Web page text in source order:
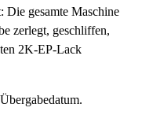
Die gesamte Maschine
zerlegt, geschliffen,
2K-EP-Lack